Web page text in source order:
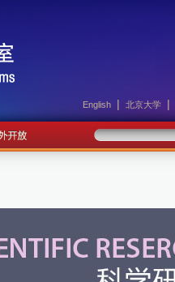
English | 北京大学 |